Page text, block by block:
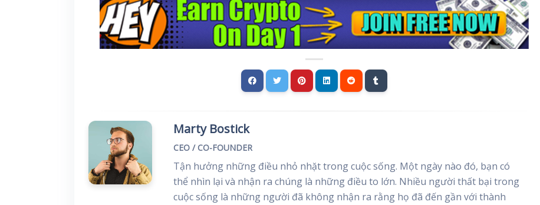
Marty Bostick
CEO / CO-FOUNDER
Tận hưởng những điều nhỏ nhặt trong cuộc sống. Một ngày nào đó, bạn có
thể nhìn lại và nhận ra chúng là những điều to lớn. Nhiều người thất bại trong
cuộc sống là những người đã không nhận ra rằng họ đã đến gần với thành